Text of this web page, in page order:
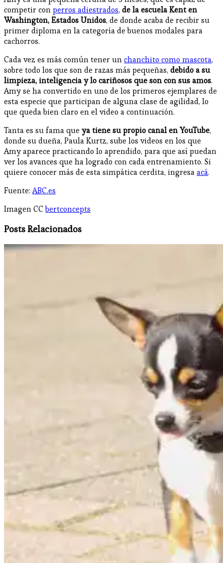
competir conperros adiestrados, de la escuela Kent en
Washington, Estados Unidos, de donde acaba de recibir su
primer diploma en la categoría de buenos modales para
cachorros.
Cada vez es más común tener unchanchito como mascota,
sobre todo los que son de razas más pequeñas, debido a su
limpieza, inteligencia y lo cariñosos que son con sus amos.
Amy se ha convertido en uno de los primeros ejemplares de
esta especie que participan de alguna clase de agilidad, lo
que queda bien claro en el video a continuación.
Tanta es su fama que ya tiene su propio canal en YouTube,
donde su dueña, Paula Kurtz, sube los videos en los que
Amy aparece practicando lo aprendido, para que así puedan
ver los avances que ha logrado con cada entrenamiento. Si
quiere conocer más de esta simpática cerdita, ingresaacá.
Fuente:ABC.es
Imagen CCbertconcepts
Posts Relacionados